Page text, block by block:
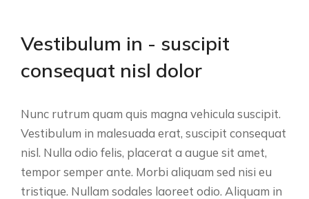
Vestibulum in - suscipit
consequat nisl dolor
Nunc rutrum quam quis magna vehicula suscipit.
Vestibulum in malesuada erat, suscipit consequat
nisl. Nulla odio felis, placerat a augue sit amet,
tempor semper ante. Morbi aliquam sed nisi eu
tristique. Nullam sodales laoreet odio. Aliquam in